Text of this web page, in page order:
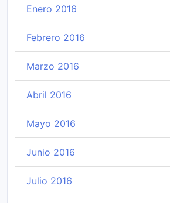
Enero 2016
Febrero 2016
Marzo 2016
Abril 2016
Mayo 2016
Junio 2016
Julio 2016